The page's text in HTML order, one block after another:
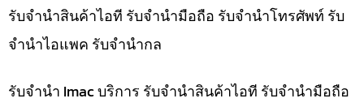
รับจำนำสินค้าไอที รับจำนำมือถือ รับจำนำโทรศัพท์ รับ
จำนำไอแพค รับจำนำกล
รับจำนำ Imac บริการ รับจำนำสินค้าไอที รับจำนำมือถือ